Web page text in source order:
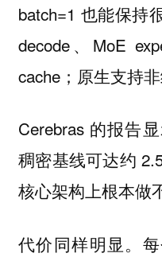
batch=1 也能保持
decode、MoE
cache；原生支持
Cerebras 的报告
稠密基线可达约
核心架构上根本做
代价同样明显。